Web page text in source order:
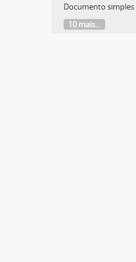
Documento simples
10 mais...